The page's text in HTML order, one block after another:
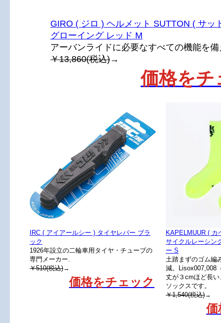
GIRO ( ジロ ) ヘルメット SUTTON ( サッ
グローイング レッド M
アーバンライドに必要なすべての機能を備
￥13,860(税込)→
価格をチ
IRC ( アイアールシー ) タイヤレバー ブラ
ック
1926年設立の二輪車用タイヤ・チューブの
専門メーカー.
￥510(税込)→
価格をチェック
KAPELMUUR ( カ
サイクルレーシン
ー S
土踏まずのゴム編
減。Lisox007,008
丈が３cmほど長
ソックスです。
￥1,540(税込)→
価